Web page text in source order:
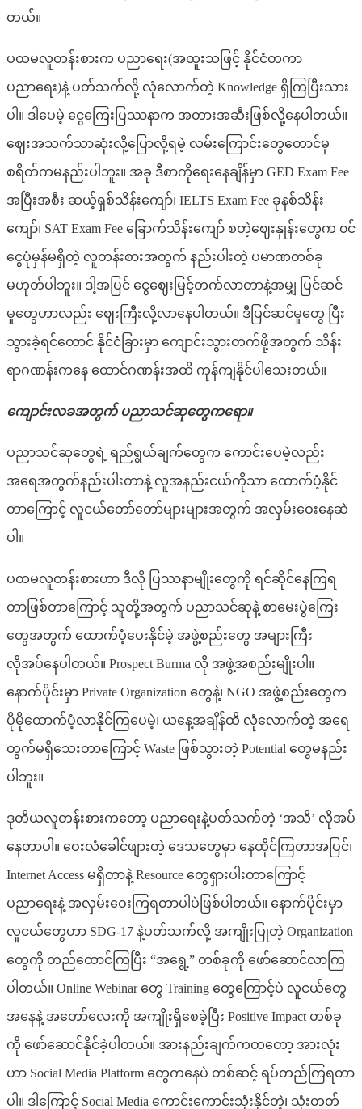
တယ်။
ပထမလူတန်းစားက ပညာရေး(အထူးသဖြင့် နိုင်ငံတကာ
ပညာရေး)နဲ့ ပတ်သက်လို့ လုံလောက်တဲ့ Knowledge ရှိကြပြီးသား
ပါ။ ဒါပေမဲ့ ငွေကြေးပြဿနာက အတားအဆီးဖြစ်လို့နေပါတယ်။
ဈေးအသက်သာဆုံးလို့ပြောလို့ရမဲ့ လမ်းကြောင်းတွေတောင်မှ
စရိတ်ကမနည်းပါဘူး။ အခု ဒီစာ‌ကိုရေးနေချိန်မှာ GED Exam Fee
အပြီးအစီး ဆယ့်ရှစ်သိန်းကျော်၊ IELTS Exam Fee ခုနစ်သိန်း
ကျော်၊ SAT Exam Fee ခြောက်သိန်းကျော် စတဲ့ဈေးနှုန်းတွေက ၀င်
ငွေပုံမှန်မရှိတဲ့ လူတန်းစားအတွက် နည်းပါးတဲ့ ပမာဏတစ်ခု
မဟုတ်ပါဘူး။ ဒါ့အပြင် ငွေဈေး‌မြင့်တက်လာတာနဲ့အမျှ ပြင်ဆင်
မှု‌တွေဟာလည်း ဈေးကြီးလို့လာနေပါတယ်။ ဒီပြင်ဆင်မှုတွေ ပြီး
သွားခဲ့ရင်တောင် နိုင်ငံခြားမှာ ကျောင်းသွားတက်ဖို့အတွက် သိန်း
ရာဂဏန်းကနေ ထောင်ဂဏန်းအထိ ကုန်ကျနိုင်ပါသေးတယ်။
ကျောင်းလခအတွက် ပညာသင်ဆုတွေကရော။
ပညာသင်ဆုတွေရဲ့ ရည်ရွယ်ချက်တွေက ကောင်းပေမဲ့လည်း
အရေအတွက်နည်းပါးတာနဲ့ လူအနည်းငယ်ကိုသာ ထောက်ပံ့နိုင်
တာကြောင့် လူငယ်တော်တော်များများအတွက် အလှမ်းဝေးနေဆဲ
ပါ။
ပထမလူတန်းစားဟာ ဒီလို ပြဿနာမျိုးတွေကို ရင်ဆိုင်နေကြရ
တာဖြစ်တာ‌ကြောင့် သူတို့အတွက် ပညာသင်ဆုနဲ့ စာမေးပွဲကြေး
တွေအတွက် ထောက်ပံ့ပေးနိုင်မဲ့ အဖွဲ့စည်းတွေ အများကြီး
လိုအပ်‌နေပါတယ်။ Prospect Burma လို အဖွဲ့အစည်းမျိုးပါ။
နောက်ပိုင်းမှာ Private Organization တွေနဲ့၊ NGO အဖွဲ့စည်းတွေက
ပိုမိုထောက်ပံ့လာနိုင်ကြပေမဲ့၊ ယနေ့အချိန်ထိ လုံလောက်တဲ့ အရေ
တွက်မရှိသေးတာကြောင့် Waste ဖြစ်သွားတဲ့ Potential တွေမနည်း
ပါဘူး။
ဒုတိယလူတန်းစားကတော့ ပညာရေးနဲ့ပတ်သက်တဲ့ ‘အသိ’ လိုအပ်
နေတာပါ။ ဝေးလံခေါင်ဖျားတဲ့ ဒေသတွေမှာ နေထိုင်ကြတာအပြင်၊
Internet Access မရှိတာနဲ့ Resource တွေရှားပါးတာကြောင့်
ပညာရေးနဲ့ အလှမ်းဝေးကြရတာပါပဲဖြစ်ပါတယ်။ နောက်ပိုင်းမှာ
လူငယ်တွေဟာ SDG-17 နဲ့ပတ်သက်လို့ အကျိုးပြုတဲ့ Organization
တွေကို တည်ထောင်ကြပြီး “အရွေ့” တစ်ခုကို ဖော်ဆောင်လာကြ
ပါတယ်။ Online Webinar တွေ Training တွေကြောင့်ပဲ လူငယ်တွေ
အနေနဲ့ အတော်လေးကို အကျိုးရှိစေခဲ့ပြီး Positive Impact တစ်ခု
ကို ဖော်ဆောင်နိုင်ခဲ့ပါတယ်။ အားနည်းချက်ကတတော့ အားလုံး
ဟာ Social Media Platform တွေကနေပဲ တစ်ဆင့် ရပ်တည်ကြရတာ
ပါ။ ဒါကြောင့် Social Media ကောင်းကောင်းသုံးနိုင်တဲ့၊ သုံးတတ်